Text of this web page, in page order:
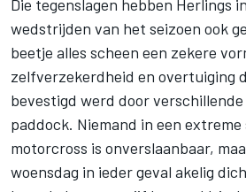
Die tegenslagen hebben Herlings
wedstrijden van het seizoen ook
beetje alles scheen een zekere
zelfverzekerdheid en overtuiging
bevestigd werd door
paddock. Niemand in een extreme
motorcross is onverslaanbaar,
woensdag in ieder geval akelig